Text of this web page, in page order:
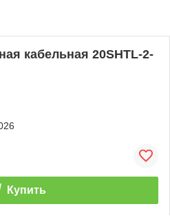
кабельная 20SHTL-2-
Купить